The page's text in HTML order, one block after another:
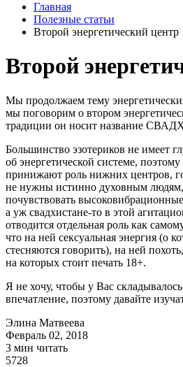
Главная
Полезные статьи
Второй энергетический центр
Второй
Мы продолжаем тему
мы поговорим о втором
традиции он носит название
Большинство эзотериков не имеет
об энергетической системе,
принижают роль нижних центров,
не нужны истинно духовным
почувствовать
а уж свадхистане-то в этой
отводится отдельная роль как
что на ней сексуальная энергия (о
стесняются говорить), на ней
на которых стоит печать 18+.
Я не хочу, чтобы у Вас
впечатление, поэтому давайте
Элина Матвеева
Февраль 02, 2018
3 мин читать
5728